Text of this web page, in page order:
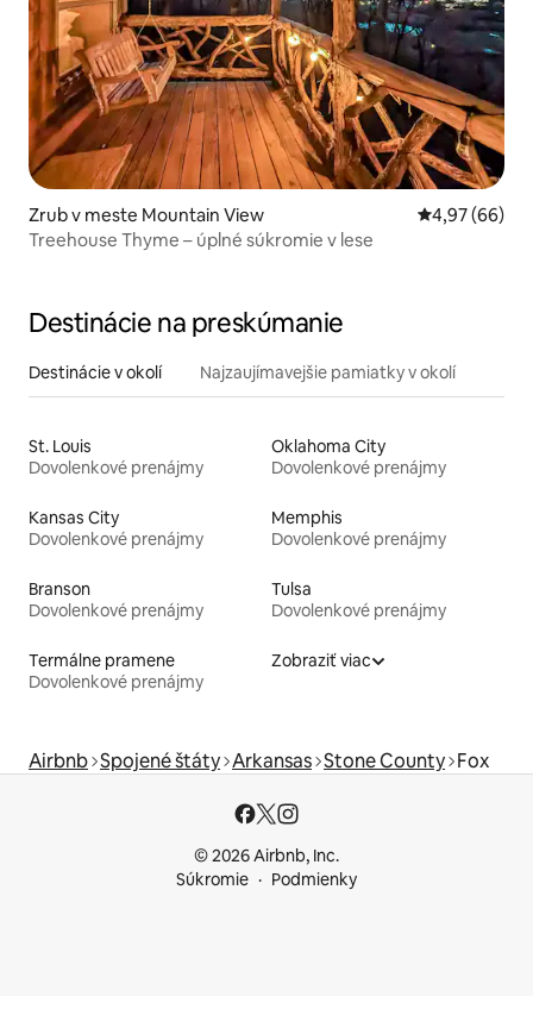
Zrub v meste Mountain View Priemerné
4,97 (66)
Treehouse Thyme – úplné súkromie v lese
Destinácie na preskúmanie
Destinácie v okolí Najzaujímavejšie pamiatky v okolí
St. Louis
Dovolenkové prenájmy
Oklahoma City
Dovolenkové prenájmy
Kansas City
Dovolenkové prenájmy
Memphis
Dovolenkové prenájmy
Branson
Dovolenkové prenájmy
Tulsa
Dovolenkové prenájmy
Termálne pramene
Dovolenkové prenájmy
Zobraziť viac
Airbnb Spojené štáty Arkansas Stone County Fox
© 2026 Airbnb, Inc.
Súkromie
Podmienky